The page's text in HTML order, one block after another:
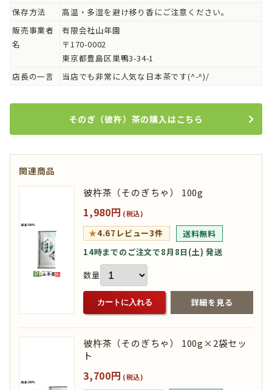
保存方法
高温・多湿を避け移り香にご注意ください。
販売事業者
名
有限会社山年園
〒170-0002
東京都豊島区巣鴨3-34-1
店長の一言
当店でも非常に人気な日本茶です(^-^)/
そのぎ（彼杵）茶の購入はこちら
関連商品
彼杵茶（そのぎちゃ） 100g
1,980円 (税込)
★4.67 レビュー3件
送料無料
14時までのご注文で8月8日(土) 発送
数量
カートに入れる 詳細を見る
彼杵茶（そのぎちゃ） 100g×2袋セッ
ト
3,700円 (税込)